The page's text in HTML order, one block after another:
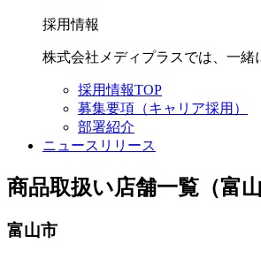
採用情報
株式会社メディプラスでは、一
採用情報TOP
募集要項（キャリア採用）
部署紹介
ニュースリリース
商品取扱い店舗一覧（富山
富山市